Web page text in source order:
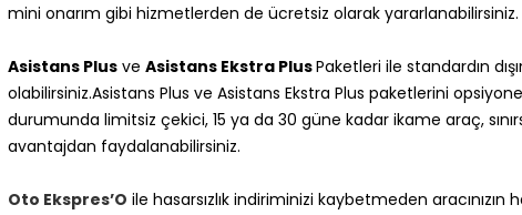
mini onarım gibi hizmetlerden de ücretsiz olarak yararlanabilirsiniz.
Asistans Plus ve Asistans Ekstra PlusPaketleri ile standardın
olabilirsiniz.Asistans Plus ve Asistans Ekstra Plus paketlerini
durumunda limitsiz çekici, 15 ya da 30 güne kadar ikame araç,
avantajdan faydalanabilirsiniz.
Oto Ekspres’O ile hasarsızlık indiriminizi kaybetmeden aracınızın